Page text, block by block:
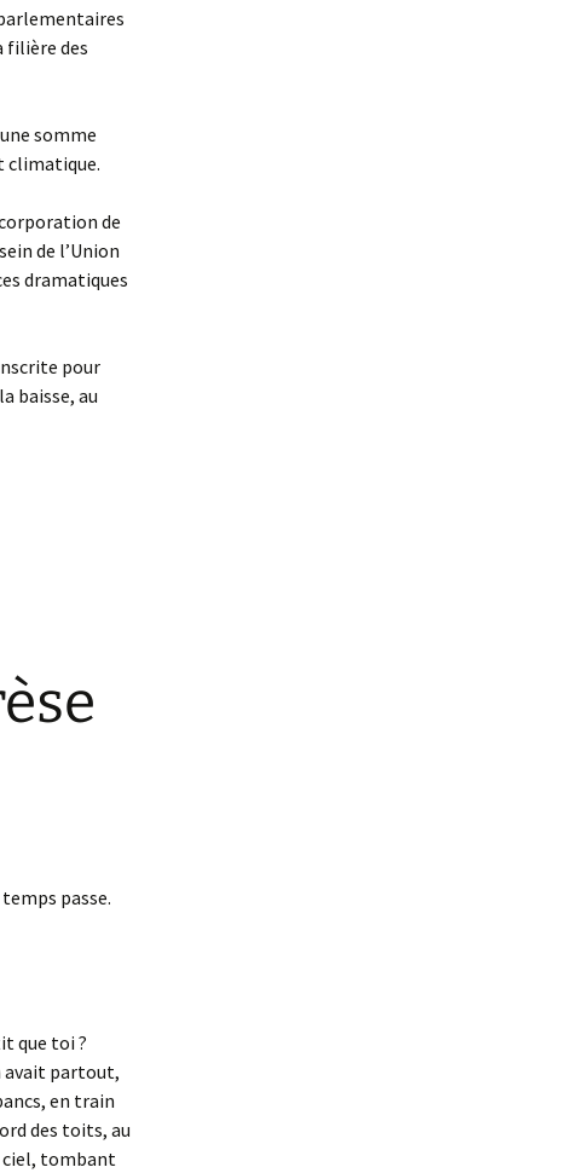
filière des
somme
climatique.
de
de l’Union
dramatiques
pour
baisse, au
passe.
que toi ?
avait partout,
en train
des toits, au
ciel, tombant